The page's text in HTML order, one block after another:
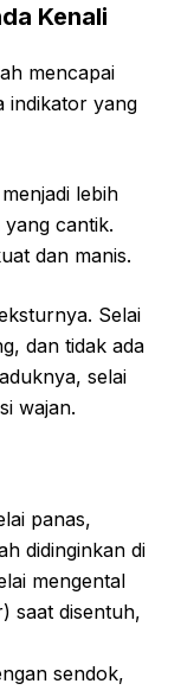
Kenali
mencapai
indikator yang
lebih
cantik.
dan manis.
Selai
dan tidak ada
selai
wajan.
panas,
didinginkan di
mengental
saat disentuh,
sendok,